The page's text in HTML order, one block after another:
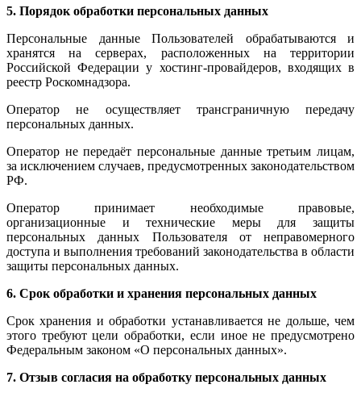
5. Порядок обработки персональных данных
Персональные данные Пользователей обрабатываются и
хранятся на серверах, расположенных на территории
Российской Федерации у хостинг-провайдеров, входящих в
реестр Роскомнадзора.
Оператор не осуществляет трансграничную передачу
персональных данных.
Оператор не передаёт персональные данные третьим лицам,
за исключением случаев, предусмотренных законодательством
РФ.
Оператор принимает необходимые правовые,
организационные и технические меры для защиты
персональных данных Пользователя от неправомерного
доступа и выполнения требований законодательства в области
защиты персональных данных.
6. Срок обработки и хранения персональных данных
Срок хранения и обработки устанавливается не дольше, чем
этого требуют цели обработки, если иное не предусмотрено
Федеральным законом «О персональных данных».
7. Отзыв согласия на обработку персональных данных